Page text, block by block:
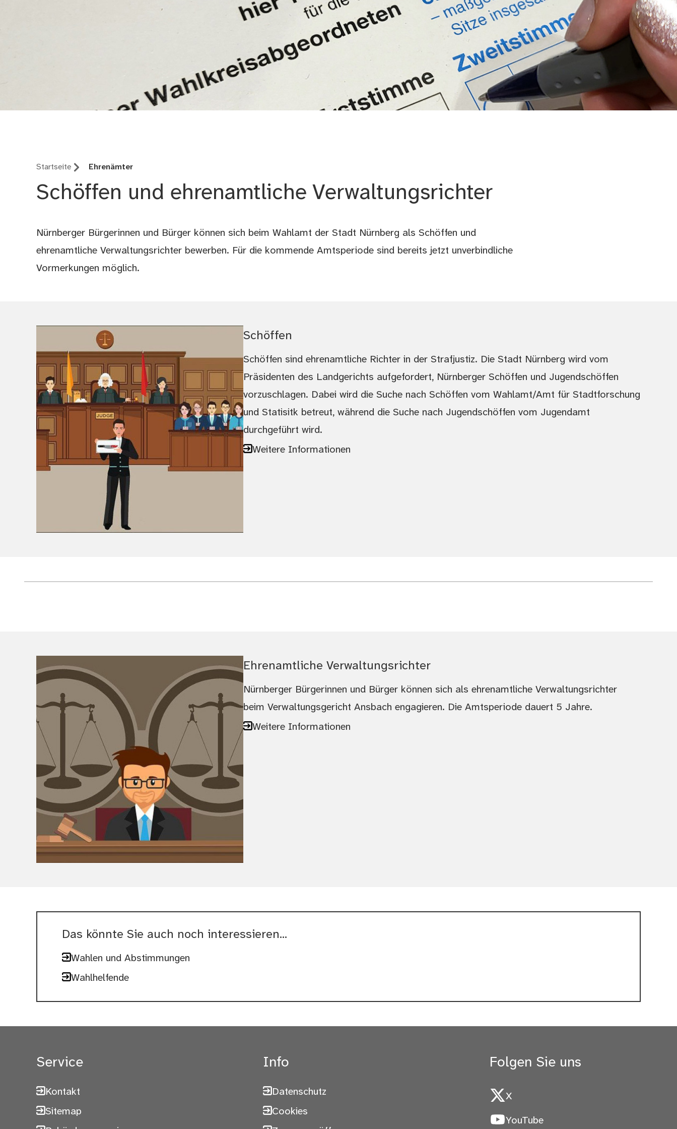
Startseite Ehrenämter
Schöffen und ehrenamtliche Verwaltungsrichter
Nürnberger Bürgerinnen und Bürger können sich beim Wahlamt der Stadt Nürnberg als Schöffen und
ehrenamtliche Verwaltungsrichter bewerben. Für die kommende Amtsperiode sind bereits jetzt unverbindliche
Vormerkungen möglich.
Schöffen
Schöffen sind ehrenamtliche Richter in der Strafjustiz. Die Stadt Nürnberg wird vom
Präsidenten des Landgerichts aufgefordert, Nürnberger Schöffen und Jugendschöffen
vorzuschlagen. Dabei wird die Suche nach Schöffen vom Wahlamt/Amt für Stadtforschung
und Statisitk betreut, während die Suche nach Jugendschöffen vom Jugendamt
durchgeführt wird.
Weitere Informationen
Ehrenamtliche Verwaltungsrichter
Nürnberger Bürgerinnen und Bürger können sich als ehrenamtliche Verwaltungsrichter
beim Verwaltungsgericht Ansbach engagieren. Die Amtsperiode dauert 5 Jahre.
Weitere Informationen
Das könnte Sie auch noch interessieren...
Wahlen und Abstimmungen
Wahlhelfende
Service
Kontakt
Sitemap
Info
Datenschutz
Cookies
Folgen Sie uns
X
YouTube